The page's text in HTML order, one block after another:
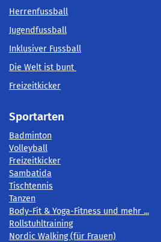
Herrenfussball
Jugendfussball
Inklusiver Fussball
Die Welt ist bunt
Freizeitkicker
Sportarten
Badminton
Volleyball
Freizeitkicker
Sambatida
Tischtennis
Tanzen
Body-Fit & Yoga-Fitness und mehr ...
Rollstuhltraining
Nordic Walking (für Frauen)